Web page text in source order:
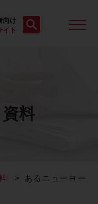
向け
イト
料
あるニューヨー